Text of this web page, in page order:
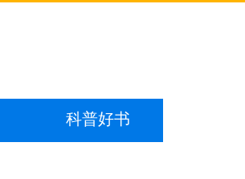
科普好书